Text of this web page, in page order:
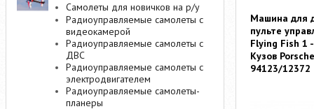
Самолеты для новичков на р/у
Радиоуправляемые самолеты с
видеокамерой
Радиоуправляемые самолеты с
ДВС
Радиоуправляемые самолеты с
электродвигателем
Радиоуправляемые самолеты-
планеры
Машина для
пульте
Flying Fish 1
Кузов
94123/12372